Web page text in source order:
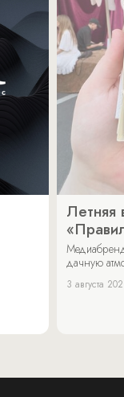
Летняя
дачную
3 августа